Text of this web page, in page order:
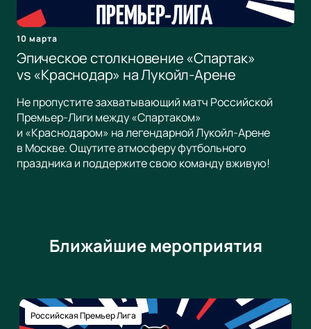
10 марта
Эпическое столкновение «Спартак»
vs «Краснодар» на Лукойл-Арене
Не пропустите захватывающий матч Российской
Премьер-Лиги между «Спартаком»
и «Краснодаром» на легендарной Лукойл-Арене
в Москве. Ощутите атмосферу футбольного
праздника и поддержите свою команду вживую!
Ближайшие мероприятия
Российская Премьер Лига